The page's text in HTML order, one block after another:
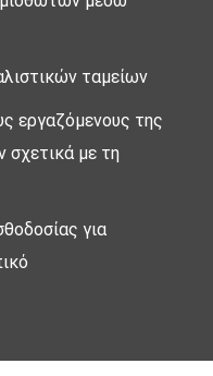
ταμείων
εργαζόμενους της
σχετικά με τη
για